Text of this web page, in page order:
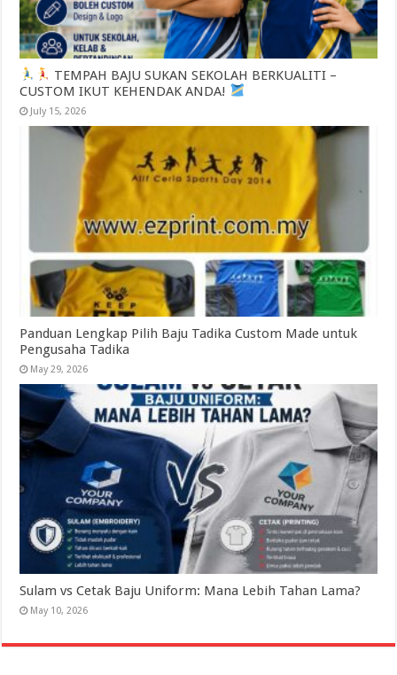
TEMPAH BAJU SUKAN SEKOLAH BERKUALITI –
CUSTOM IKUT KEHENDAK ANDA!
July 15, 2026
Panduan Lengkap Pilih Baju Tadika Custom Made untuk
Pengusaha Tadika
May 29, 2026
Sulam vs Cetak Baju Uniform: Mana Lebih Tahan Lama?
May 10, 2026